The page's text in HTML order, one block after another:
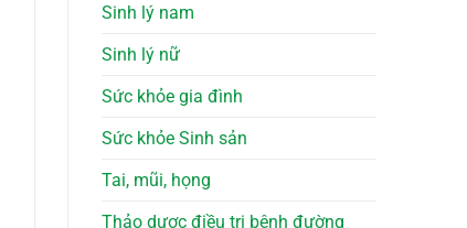
Sinh lý nam
Sinh lý nữ
Sức khỏe gia đình
Sức khỏe Sinh sản
Tai, mũi, họng
Thảo dược điều trị bệnh đường